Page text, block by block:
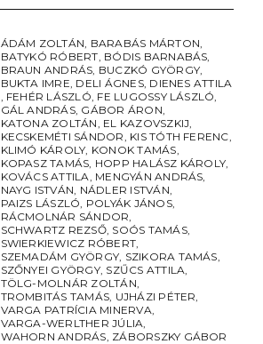
ÁDÁM ZOLTÁN, BARABÁS MÁRTON,
BATYKÓ RÓBERT, BÓDIS BARNABÁS,
BRAUN ANDRÁS, BUCZKÓ GYÖRGY,
BUKTA IMRE, DELI ÁGNES, DIENES ATTILA
, FEHÉR LÁSZLÓ, FE LUGOSSY LÁSZLÓ,
GÁL ANDRÁS, GÁBOR ÁRON,
KATONA ZOLTÁN, EL KAZOVSZKIJ,
KECSKEMÉTI SÁNDOR, KIS TÓTH FERENC,
KLIMÓ KÁROLY, KONOK TAMÁS,
KOPASZ TAMÁS, HOPP HALÁSZ KÁROLY,
KOVÁCS ATTILA, MENGYÁN ANDRÁS,
NAYG ISTVÁN, NÁDLER ISTVÁN,
PAIZS LÁSZLÓ, POLYÁK JÁNOS,
RÁCMOLNÁR SÁNDOR,
SCHWARTZ REZSŐ, SOÓS TAMÁS,
SWIERKIEWICZ RÓBERT,
SZEMADÁM GYÖRGY, SZIKORA TAMÁS,
SZŐNYEI GYÖRGY, SZŰCS ATTILA,
TÖLG-MOLNÁR ZOLTÁN,
TROMBITÁS TAMÁS, UJHÁZI PÉTER,
VARGA PATRÍCIA MINERVA,
VARGA-WERLTHER JÚLIA,
WAHORN ANDRÁS, ZÁBORSZKY GÁBOR